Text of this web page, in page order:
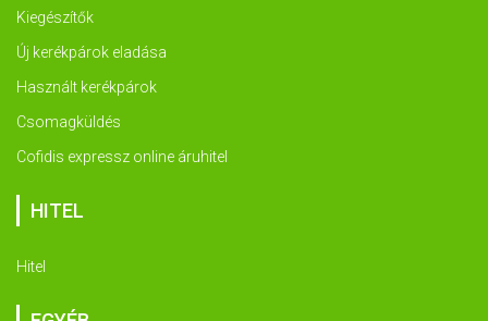
Kiegészítők
Új kerékpárok eladása
Használt kerékpárok
Csomagküldés
Cofidis expressz online áruhitel
HITEL
Hitel